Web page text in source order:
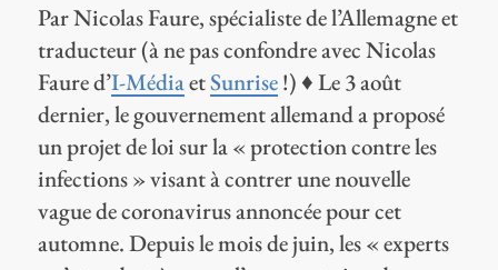
Par Nicolas Faure, spécialiste de l’Allemagne et
traducteur (à ne pas confondre avec Nicolas
Faure d’I-MédiaetSunrise!) ♦ Le 3 août
dernier, le gouvernement allemand a proposé
un projet de loi sur la « protection contre les
infections » visant à contrer une nouvelle
vague de coronavirus annoncée pour cet
automne. Depuis le mois de juin, les « experts